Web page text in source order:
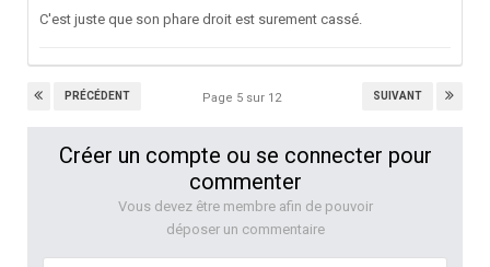
C'est juste que son phare droit est surement cassé.
PRÉCÉDENT SUIVANT
Page 5 sur 12
Créer un compte ou se connecter pour
commenter
Vous devez être membre afin de pouvoir
déposer un commentaire